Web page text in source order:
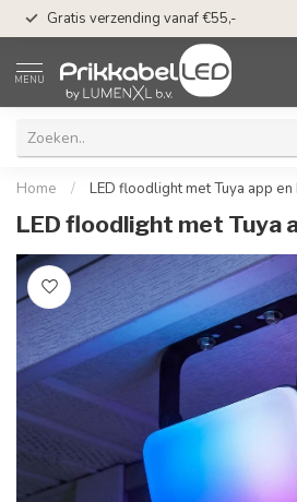
Gratis verzending vanaf €55,-
MENU
Home / LED floodlight met Tuya app en
LED floodlight met Tuya